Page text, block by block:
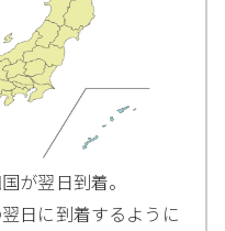
が翌日到着。
日に到着するように